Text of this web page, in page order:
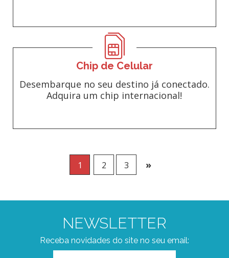
Chip de Celular
Desembarque no seu destino já conectado.
Adquira um chip internacional!
1 2 3 »
NEWSLETTER
Receba novidades do site no seu email: